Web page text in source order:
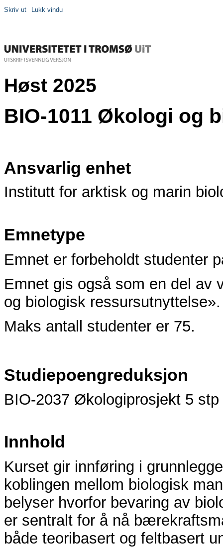
Skriv ut Lukk vindu
Høst 2025
BIO-1011 Økologi og
Ansvarlig enhet
Institutt for arktisk og marin
Emnetype
Emnet er forbeholdt studenter
Emnet gis også som en del av
og biologisk ressursutnyttelse».
Maks antall studenter er 75.
Studiepoengreduksjon
BIO-2037 Økologiprosjekt 5 stp
Innhold
Kurset gir innføring i
koblingen mellom biologisk
belyser hvorfor bevaring av
er sentralt for å nå
både teoribasert og feltbasert